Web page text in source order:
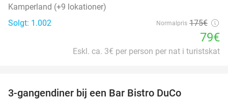
Kamperland (+9 lokationer)
Solgt: 1.002
Normalpris 175€
79€
Eskl. ca. 3€ per person per nat i turistskat
3-gangendiner bij een Bar Bistro DuCo